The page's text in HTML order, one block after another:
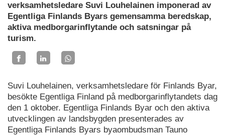
verksamhetsledare Suvi Louhelainen imponerad av
Egentliga Finlands Byars gemensamma beredskap,
aktiva medborgarinflytande och satsningar på
turism.
Suvi Louhelainen, verksamhetsledare för Finlands Byar,
besökte Egentliga Finland på medborgarinflytandets dag
den 1 oktober. Egentliga Finlands Byar och den aktiva
utvecklingen av landsbygden presenterades av
Egentliga Finlands Byars byaombudsman Tauno